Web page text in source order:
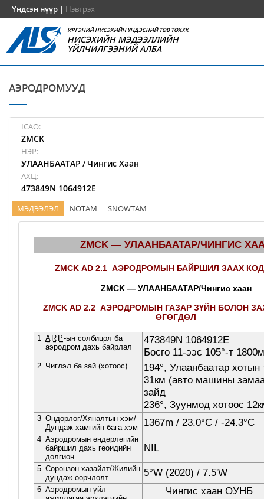
Үндсэн нүүр | Нэвтрэх
ИРГЭНИЙ НИСЭХИЙН ҮНДЭСНИЙ ТӨВ ТӨХХК
НИСЭХИЙН МЭДЭЭЛЛИЙН
ҮЙЛЧИЛГЭЭНИЙ АЛБА
АЭРОДРОМУУД
ICAO:
ZMCK
НЭР:
УЛААНБААТАР / Чингис Хаан
АХЦ:
473849N 1064912E
МЭДЭЭЛЭЛ NOTAM SNOWTAM